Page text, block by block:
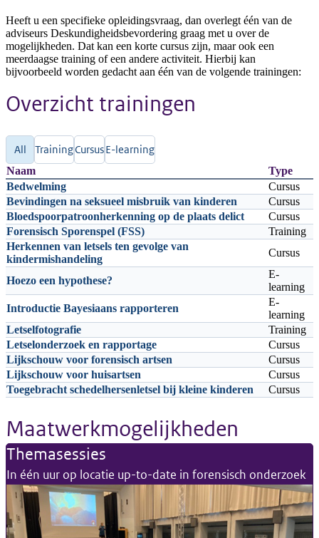
Heeft u een specifieke opleidingsvraag, dan overlegt één van de
adviseurs Deskundigheidsbevordering graag met u over de
mogelijkheden. Dat kan een korte cursus zijn, maar ook een
meerdaagse training of een andere activiteit. Hierbij kan
bijvoorbeeld worden gedacht aan één van de volgende trainingen:
Overzicht trainingen
Type
All TrainingCursusE-learning
Naam
Type
Bedwelming
Cursus
Bevindingen na seksueel misbruik van kinderen
Cursus
Bloedspoorpatroonherkenning op de plaats delict
Cursus
Forensisch Sporenspel (FSS)
Training
Herkennen van letsels ten gevolge van
kindermishandeling
Cursus
Hoezo een hypothese?
E-
learning
Introductie Bayesiaans rapporteren
E-
learning
Letselfotografie
Training
Letselonderzoek en rapportage
Cursus
Lijkschouw voor forensisch artsen
Cursus
Lijkschouw voor huisartsen
Cursus
Toegebracht schedelhersenletsel bij kleine kinderen
Cursus
Maatwerkmogelijkheden
Themasessies
In één uur op locatie up-to-date in forensisch onderzoek